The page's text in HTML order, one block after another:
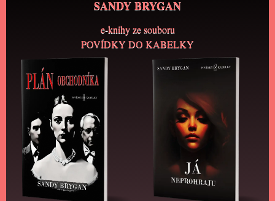
SANDY BRYGAN
e-knihy ze souboru
POVÍDKY DO KABELKY